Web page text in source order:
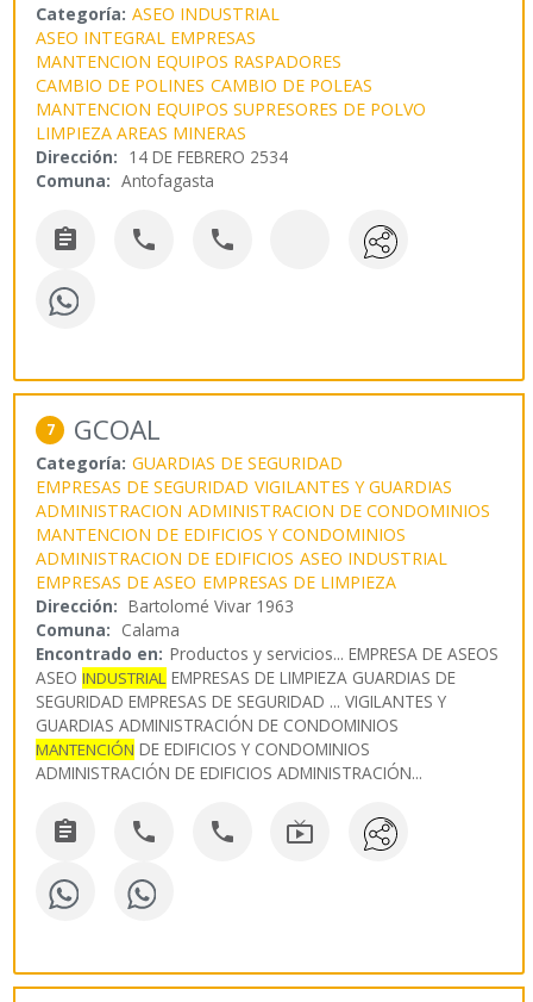
Categoría: ASEO INDUSTRIAL
ASEO INTEGRAL EMPRESAS
MANTENCION EQUIPOS RASPADORES
CAMBIO DE POLINES CAMBIO DE POLEAS
MANTENCION EQUIPOS SUPRESORES DE POLVO
LIMPIEZA AREAS MINERAS
Dirección: 14 DE FEBRERO 2534
Comuna: Antofagasta
  
7 GCOAL
Categoría: GUARDIAS DE SEGURIDAD
EMPRESAS DE SEGURIDAD VIGILANTES Y GUARDIAS
ADMINISTRACION ADMINISTRACION DE CONDOMINIOS
MANTENCION DE EDIFICIOS Y CONDOMINIOS
ADMINISTRACION DE EDIFICIOS ASEO INDUSTRIAL
EMPRESAS DE ASEO EMPRESAS DE LIMPIEZA
Dirección: Bartolomé Vivar 1963
Comuna: Calama
Encontrado en: Productos y servicios...EMPRESA DE ASEOS
ASEOINDUSTRIAL EMPRESAS DE LIMPIEZA GUARDIAS DE
SEGURIDAD EMPRESAS DE SEGURIDAD ... VIGILANTES Y
GUARDIAS ADMINISTRACIÓN DE CONDOMINIOS
MANTENCIÓN DE EDIFICIOS Y CONDOMINIOS
ADMINISTRACIÓN DE EDIFICIOS ADMINISTRACIÓN...
   